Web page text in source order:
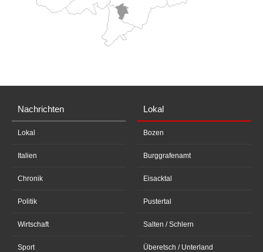
Nachrichten
Lokal
Italien
Chronik
Politik
Wirtschaft
Sport
Lokal
Bozen
Burggrafenamt
Eisacktal
Pustertal
Salten / Schlern
Überetsch / Unterland